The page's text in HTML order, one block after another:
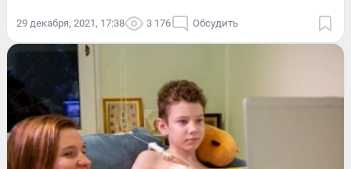
29 декабря, 2021, 17:38 3 176 Обсудить